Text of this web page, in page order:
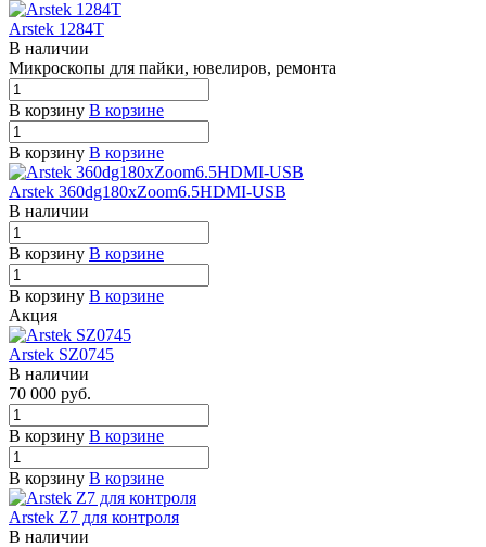
Arstek 1284T
В наличии
Микроскопы для пайки, ювелиров, ремонта
В корзину В корзине
В корзину В корзине
Arstek 360dg180xZoom6.5HDMI-USB
В наличии
В корзину В корзине
В корзину В корзине
Акция
Arstek SZ0745
В наличии
70 000 руб.
В корзину В корзине
В корзину В корзине
Arstek Z7 для контроля
В наличии